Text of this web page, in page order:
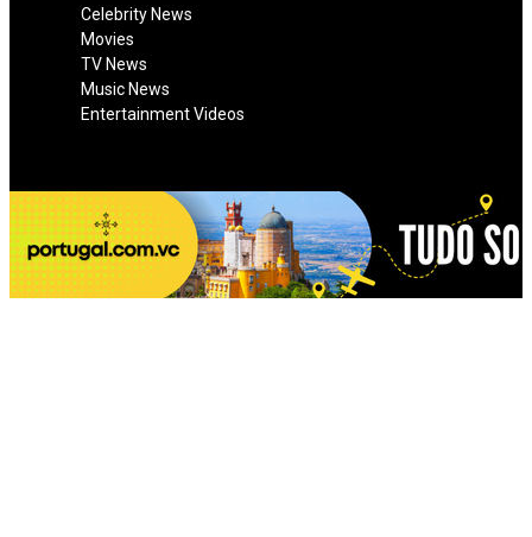
Celebrity News
Movies
TV News
Music News
Entertainment Videos